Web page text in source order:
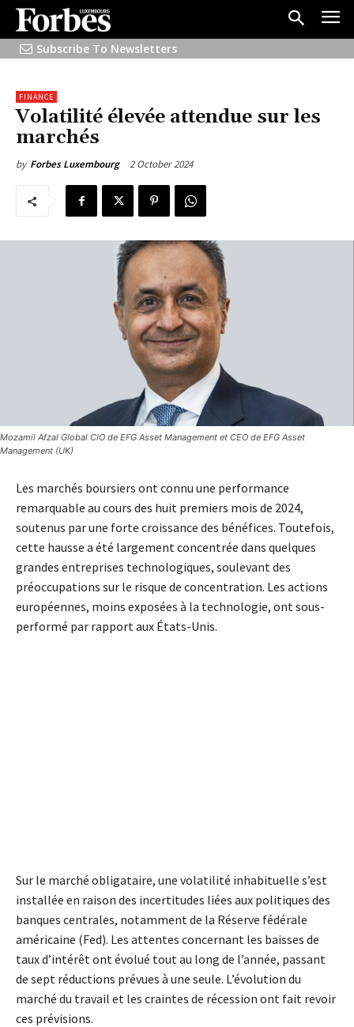
Subscribe To Newsletters
FINANCE
Volatilité élevée attendue sur les
marchés
by Forbes Luxembourg 2 October 2024
Mozamil Afzal Global CIO de EFG Asset Management et CEO de EFG Asset
Management (UK)
Les marchés boursiers ont connu une performance
remarquable au cours des huit premiers mois de 2024,
soutenus par une forte croissance des bénéfices. Toutefois,
cette hausse a été largement concentrée dans quelques
grandes entreprises technologiques, soulevant des
préoccupations sur le risque de concentration. Les actions
européennes, moins exposées à la technologie, ont sous-
performé par rapport aux États-Unis.
Sur le marché obligataire, une volatilité inhabituelle s’est
installée en raison des incertitudes liées aux politiques des
banques centrales, notamment de la Réserve fédérale
américaine (Fed). Les attentes concernant les baisses de
taux d’intérêt ont évolué tout au long de l’année, passant
de sept réductions prévues à une seule. L’évolution du
marché du travail et les craintes de récession ont fait revoir
ces prévisions.